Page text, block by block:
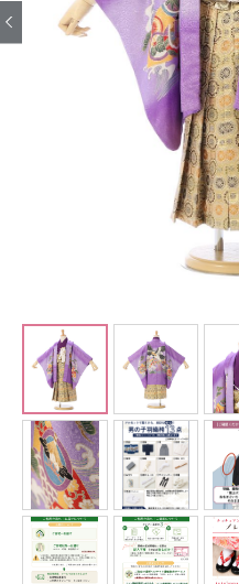
七五三レンタル
ジュニア着物レンタル
ジュニア洋装レンタル
ベビー洋装レンタル
紋付袴レンタル
留袖レンタル